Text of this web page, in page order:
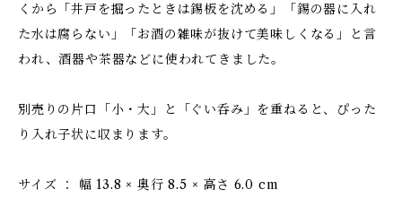
くから「井戸を掘ったときは錫板を沈める」「錫の器に入れ
た水は腐らない」「お酒の雑味が抜けて美味しくなる」と言
われ、酒器や茶器などに使われてきました。
別売りの片口「小・大」と「ぐい呑み」を重ねると、ぴった
り入れ子状に収まります。
サイズ ： 幅 13.8 × 奥行 8.5 × 高さ 6.0 cm